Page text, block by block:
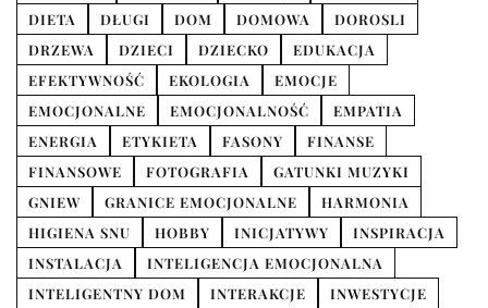
DIETA
DŁUGI DOM DOMOWA
DOROSLI
DRZEWA
DZIECI DZIECKO
EDUKACJA
EFEKTYWNOŚĆ
EKOLOGIA
EMOCJE
EMOCJONALNE
EMOCJONALNOŚĆ
EMPATIA
ENERGIA
ETYKIETA FASONY
FINANSE
FINANSOWE
FOTOGRAFIA
GATUNKI MUZYKI
GNIEW
GRANICE EMOCJONALNE
HARMONIA
HIGIENA SNU
HOBBY INICJATYWY
INSPIRACJA
INSTALACJA
INTELIGENCJA EMOCJONALNA
INTELIGENTNY DOM
INTERAKCJE
INWESTYCJE